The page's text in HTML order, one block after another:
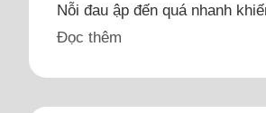
Nỗi đau ập đến quá nhanh
Đọc thêm